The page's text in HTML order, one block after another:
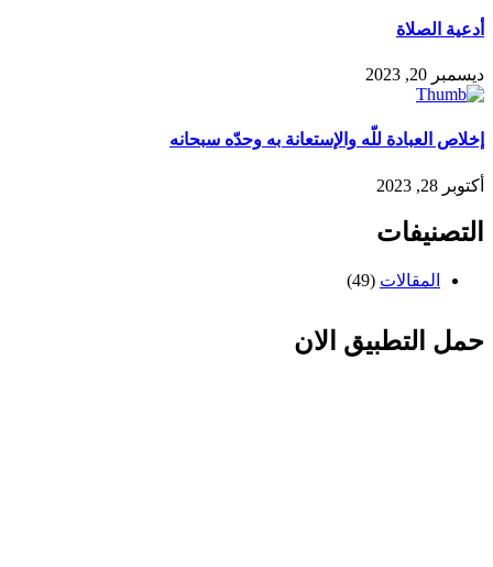
أدعية الصلاة
ديسمبر 20, 2023
إخلاص العبادة للّه والإستعانة به وحدّه سبحانه
أكتوبر 28, 2023
التصنيفات
المقالات (49)
حمل التطبيق الان